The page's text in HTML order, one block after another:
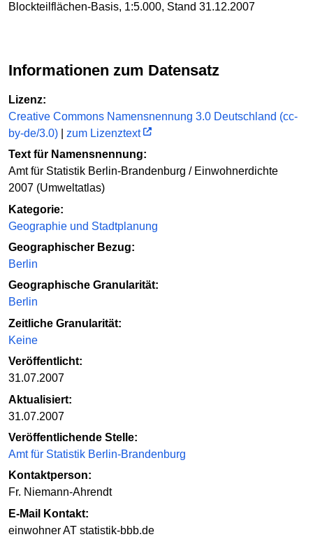
Blockteilflächen-Basis, 1:5.000, Stand 31.12.2007
Informationen zum Datensatz
Lizenz:
Creative Commons Namensnennung 3.0 Deutschland (cc-
by-de/3.0)
zum Lizenztext
Text für Namensnennung:
Amt für Statistik Berlin-Brandenburg / Einwohnerdichte
2007 (Umweltatlas)
Kategorie:
Geographie und Stadtplanung
Geographischer Bezug:
Berlin
Geographische Granularität:
Berlin
Zeitliche Granularität:
Keine
Veröffentlicht:
31.07.2007
Aktualisiert:
31.07.2007
Veröffentlichende Stelle:
Amt für Statistik Berlin-Brandenburg
Kontaktperson:
Fr. Niemann-Ahrendt
E-Mail Kontakt:
einwohner AT statistik-bbb.de